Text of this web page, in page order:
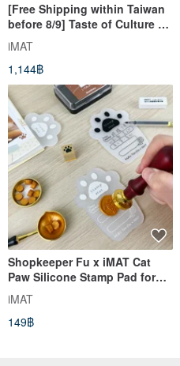
[Free Shipping within Taiwan
before 8/9] Taste of Culture x
iMAT Creator's Companion
Notebook _ Taiwan Travel
Notebook
iMAT
1,144฿
Shopkeeper Fu x iMAT Cat
Paw Silicone Stamp Pad for
High-Temperature Wax Seals
with PP Suction Sheet
iMAT
149฿